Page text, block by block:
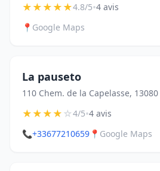
★★★★★4.8/5•4 avis
📍 Google Maps
La pauseto
110 Chem. de la Capelasse,
★★★★☆4/5•4 avis
📞+33677210659 📍 Google Maps